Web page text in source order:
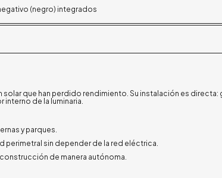
(negro) integrados
solar que han perdido rendimiento. Su instalación es directa:
de la luminaria.
y parques.
perimetral sin depender de la red eléctrica.
de manera autónoma.